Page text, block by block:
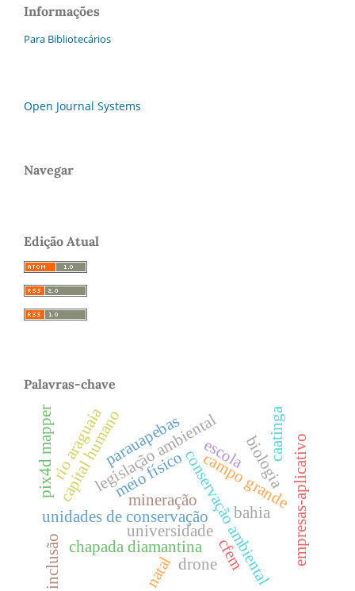
Informações
Para Bibliotecários
Open Journal Systems
Navegar
Edição Atual
Palavras-chave
conservação ambiental
unidades de conservação
legislação ambiental
chapada diamantina
bahia
capital humano campo grande
universidade
biologia
meio físico
mineração
parauapebas
cfem empresas-aplicativo
natal
inclusão
escola
rio araguaia
drone
pix4d mapper caatinga